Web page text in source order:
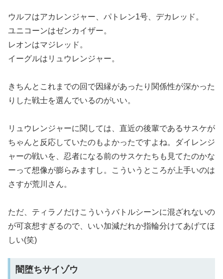
ウルフはアカレンジャー、パトレン1号、デカレッド。
ユニコーンはゼンカイザー。
レオンはマジレッド。
イーグルはリュウレンジャー。
きちんとこれまでの回で因縁があったり関係性が深かった
りした戦士を選んでいるのがいい。
リュウレンジャーに関しては、直近の後輩であるサスケが
ちゃんと反応していたのもよかったですよね。ダイレンジ
ャーの戦いを、忍者になる前のサスケたちも見てたのかな
ーって想像が膨らみますし。こういうところが上手いのは
さすが荒川さん。
ただ、ティラノだけこういうバトルシーンに混ざれないの
が可哀想すぎるので、いい加減だれか指輪分けてあげてほ
しい(笑)
闇堕ちサイゾウ